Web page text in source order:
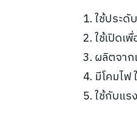
ใช้ประดั
ใช้เปิดเ
ผลิตจา
มีโคมไฟ
ใช้กับแร